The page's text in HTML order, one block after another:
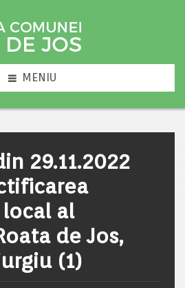
MENIU
29.11.2022
al
de Jos,
(1)